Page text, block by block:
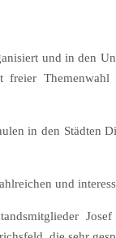
und in den
in den Städten
und